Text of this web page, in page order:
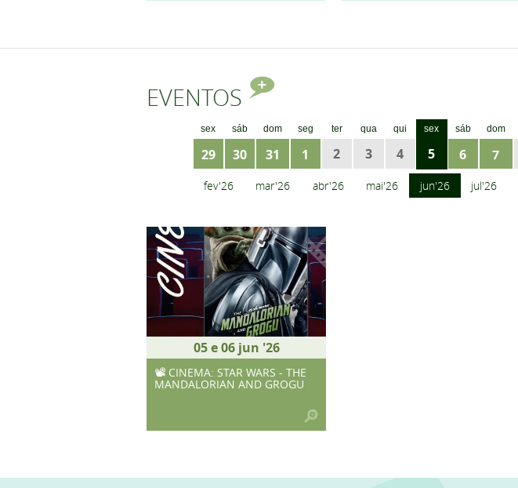
EVENTOS
sex sáb dom seg ter qua qui sex sáb dom
29 30 31 1 2 3 4 5 6 7
fev'26 mar'26 abr'26 mai'26 jun'26 jul'26
05 e06 jun '26
📽 CINEMA: STAR WARS - THE
MANDALORIAN AND GROGU